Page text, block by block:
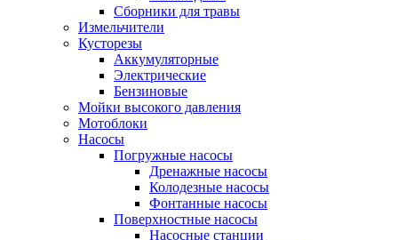
Сборники для травы
Измельчители
Кусторезы
Аккумуляторные
Электрические
Бензиновые
Мойки высокого давления
Мотоблоки
Насосы
Погружные насосы
Дренажные насосы
Колодезные насосы
Фонтанные насосы
Поверхностные насосы
Насосные станции